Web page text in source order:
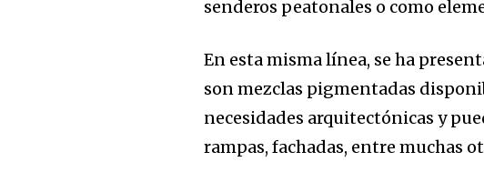
senderos peatonales o como
En esta misma línea, se ha
son mezclas pigmentadas
necesidades arquitectónicas y
rampas, fachadas, entre muchas